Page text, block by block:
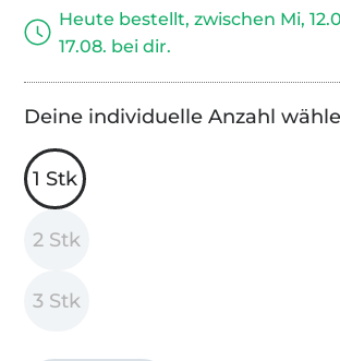
Heute bestellt, zwischen Mi,
17.08. bei dir.
Deine individuelle Anzahl
1 Stk
2 Stk
3 Stk